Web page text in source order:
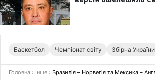
Баскетбол Чемпіонат світу Збірна України
Головна › Інше › Бразилія – Норвегія та Мексика –